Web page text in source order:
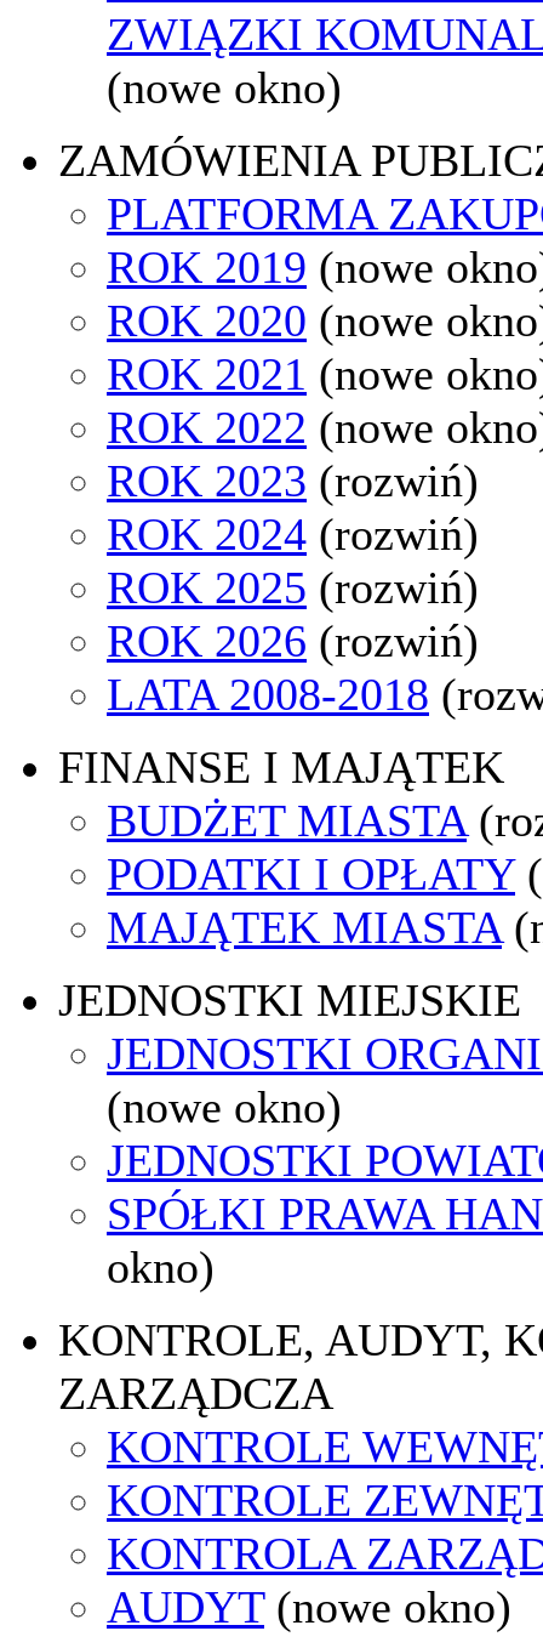
ZWIĄZKI
(nowe okno)
ZAMÓWIENIA
PLATFORMA
ROK 2019 (nowe
ROK 2020 (nowe
ROK 2021 (nowe
ROK 2022 (nowe
ROK 2023 (rozwiń)
ROK 2024 (rozwiń)
ROK 2025 (rozwiń)
ROK 2026 (rozwiń)
LATA 2008-2018
FINANSE I MAJĄTEK
BUDŻET MIASTA
PODATKI I OPŁATY
MAJĄTEK MIASTA
JEDNOSTKI MIEJSKIE
JEDNOSTKI
(nowe okno)
JEDNOSTKI
SPÓŁKI PRAWA
okno)
KONTROLE, AUDYT,
ZARZĄDCZA
KONTROLE
KONTROLE
KONTROLA
AUDYT (nowe okno)